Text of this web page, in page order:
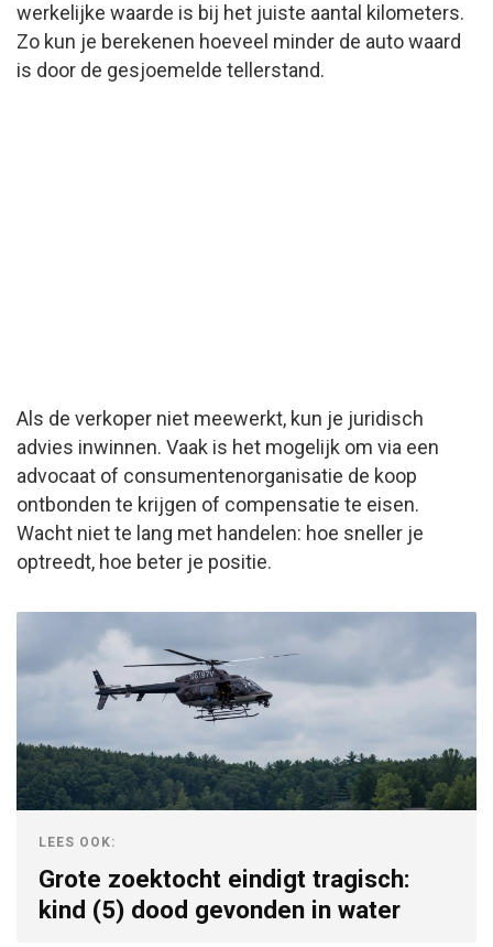
werkelijke waarde is bij het juiste aantal kilometers.
Zo kun je berekenen hoeveel minder de auto waard
is door de gesjoemelde tellerstand.
Als de verkoper niet meewerkt, kun je juridisch
advies inwinnen. Vaak is het mogelijk om via een
advocaat of consumentenorganisatie de koop
ontbonden te krijgen of compensatie te eisen.
Wacht niet te lang met handelen: hoe sneller je
optreedt, hoe beter je positie.
LEES OOK:
Grote zoektocht eindigt tragisch:
kind (5) dood gevonden in water